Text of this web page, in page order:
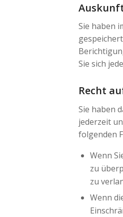
Sie haben
Sie sich
Recht
Sie haben
jederzeit
folgenden
Wenn
zu
zu
Wenn